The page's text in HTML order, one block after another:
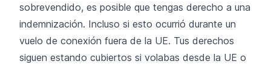
sobrevendido, es posible que tengas derecho a una
indemnización. Incluso si esto ocurrió durante un
vuelo de conexión fuera de la UE. Tus derechos
siguen estando cubiertos si volabas desde la UE o